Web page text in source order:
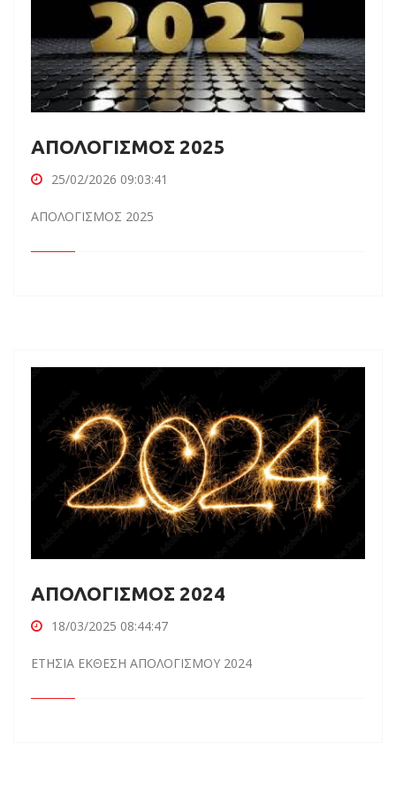
ΑΠΟΛΟΓΙΣΜΟΣ 2025
25/02/2026 09:03:41
ΑΠΟΛΟΓΙΣΜΟΣ 2025
ΑΠΟΛΟΓΙΣΜΟΣ 2024
18/03/2025 08:44:47
ΕΤΗΣΙΑ ΕΚΘΕΣΗ ΑΠΟΛΟΓΙΣΜΟΥ 2024